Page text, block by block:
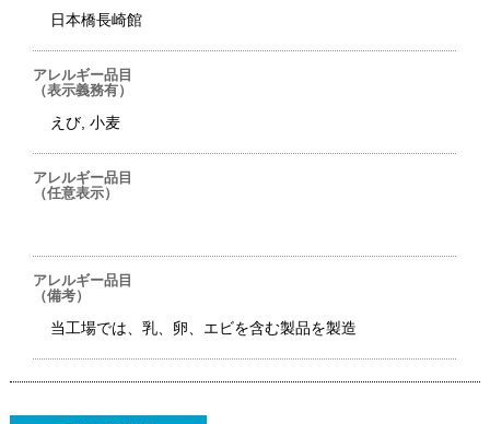
日本橋長崎館
アレルギー品目
（表示義務有）
えび, 小麦
アレルギー品目
（任意表示）
アレルギー品目
（備考）
当工場では、乳、卵、エビを含む製品を製造